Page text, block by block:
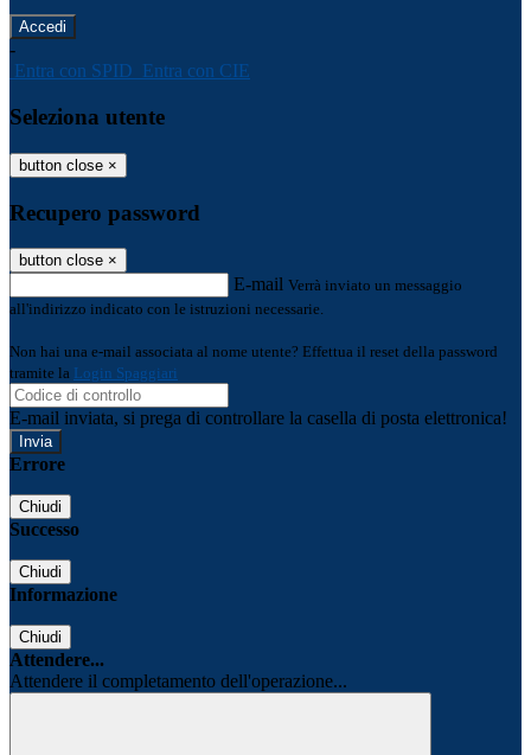
-
Entra con SPID Entra con CIE
Seleziona utente
button close ×
Recupero password
button close ×
E-mail Verrà inviato un messaggio
all'indirizzo indicato con le istruzioni necessarie.
Non hai una e-mail associata al nome utente? Effettua il reset della password
tramite la Login Spaggiari
E-mail inviata, si prega di controllare la casella di posta elettronica!
Errore
Chiudi
Successo
Chiudi
Informazione
Chiudi
Attendere...
Attendere il completamento dell'operazione...